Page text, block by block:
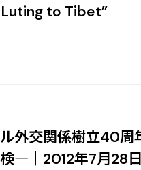
to Tibet”
外交関係樹立40
―｜2012年7月28